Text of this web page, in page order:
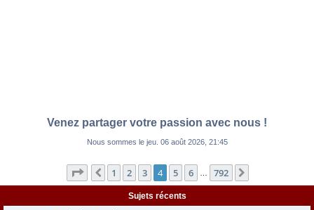
Venez partager votre passion avec nous !
Nous sommes le jeu. 06 août 2026, 21:45
Page sur792
Précédente
1 2 3 4 5 6 792
Sujets récents